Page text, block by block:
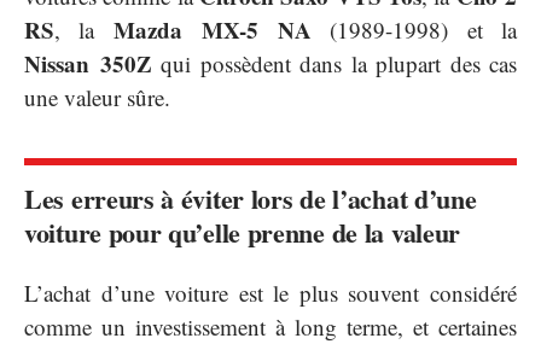
RS, la Mazda MX-5 NA (1989-1998) et la
Nissan 350Z qui possèdent dans la plupart des cas
une valeur sûre.
Les erreurs à éviter lors de l’achat d’une
voiture pour qu’elle prenne de la valeur
L’achat d’une voiture est le plus souvent considéré
comme un investissement à long terme, et certaines